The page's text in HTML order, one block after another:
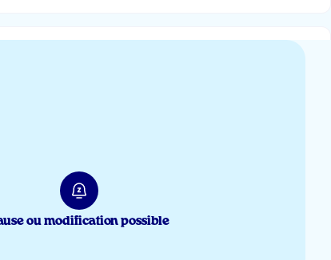
27 mai 2025
ben je er altijd zeker van dat de volgende levering tip top in
ou modification possible